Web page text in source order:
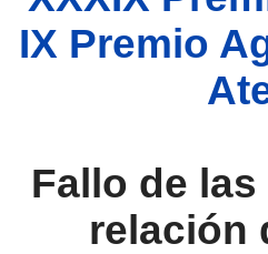
IX Premio
Fallo de
relación